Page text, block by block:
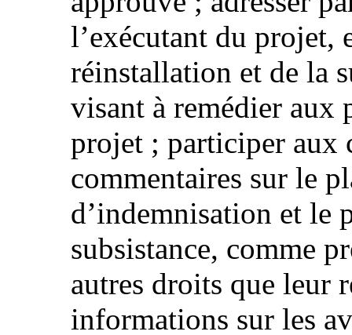
l’exécutant du projet,
réinstallation et de la
visant à remédier aux
projet ; participer aux
commentaires sur le
d’indemnisation et le
subsistance, comme
autres droits que leur
informations sur les